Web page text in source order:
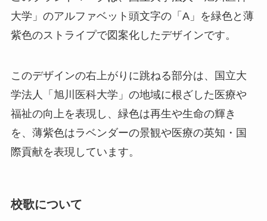
大学」のアルファベット頭文字の「A」を緑色と薄
紫色のストライプで図案化したデザインです。
このデザインの右上がりに跳ねる部分は、国立大
学法人「旭川医科大学」の地域に根ざした医療や
福祉の向上を表現し、緑色は再生や生命の輝き
を、薄紫色はラベンダーの景観や医療の英知・国
際貢献を表現しています。
校歌について